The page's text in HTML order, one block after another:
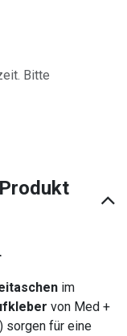
Bitte
im
von Med +
sorgen für eine